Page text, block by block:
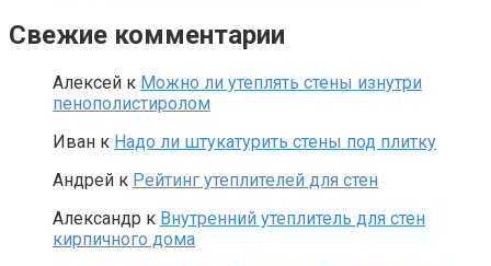
Свежие комментарии
Алексей к Можно ли утеплять стены изнутри
пенополистиролом
Иван к Надо ли штукатурить стены под плитку
Андрей к Рейтинг утеплителей для стен
Александр к Внутренний утеплитель для стен
кирпичного дома